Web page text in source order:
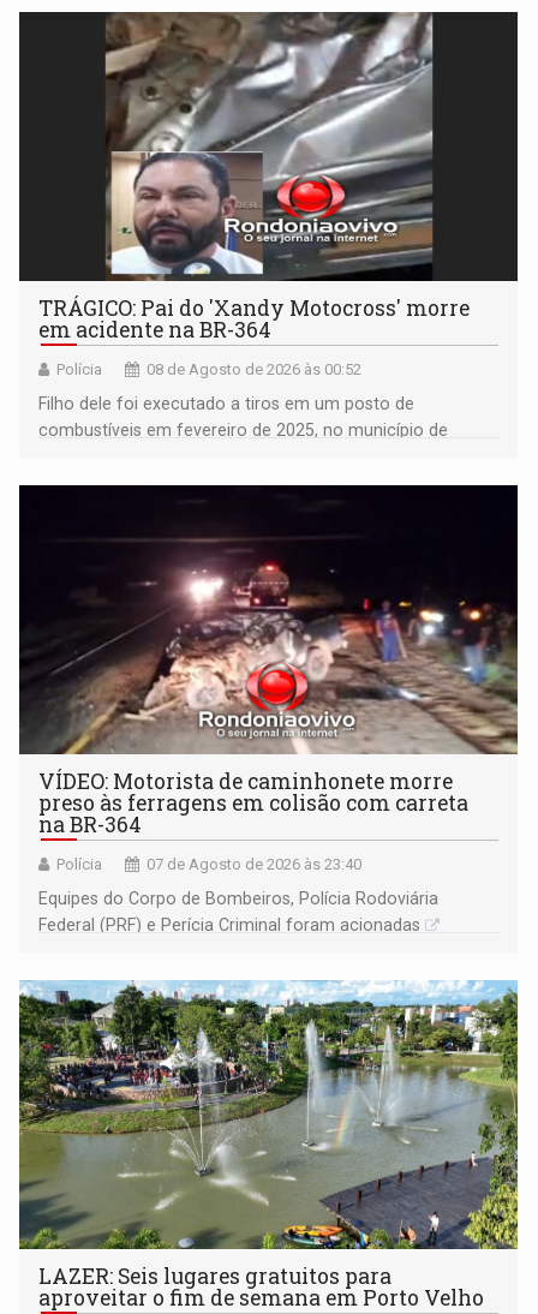
TRÁGICO: Pai do 'Xandy Motocross' morre
em acidente na BR-364
Polícia 08 de Agosto de 2026 às 00:52
Filho dele foi executado a tiros em um posto de
combustíveis em fevereiro de 2025, no município de
VÍDEO: Motorista de caminhonete morre
preso às ferragens em colisão com carreta
na BR-364
Polícia 07 de Agosto de 2026 às 23:40
Equipes do Corpo de Bombeiros, Polícia Rodoviária
Federal (PRF) e Perícia Criminal foram acionadas
LAZER: Seis lugares gratuitos para
aproveitar o fim de semana em Porto Velho